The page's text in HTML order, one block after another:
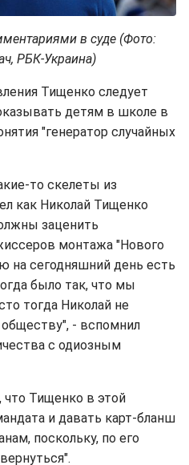
в суде (Фото:
РБК-Украина)
Тищенко следует
детям в школе в
"генератор случайных
то скелеты из
как Николай Тищенко
заценить
монтажа "Нового
на сегодняшний день есть
было так, что мы
тогда Николай не
- вспомнил
с одиозным
Тищенко в этой
и давать карт-бланш
поскольку, по его